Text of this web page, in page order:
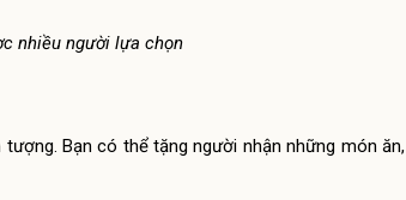
nhiều người lựa chọn
Bạn có thể tặng người nhận những món ăn,